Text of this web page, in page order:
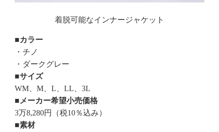
着脱可能なインナージャケット
■カラー
・チノ
・ダークグレー
■サイズ
WM、M、L、LL、3L
■メーカー希望小売価格
3万8,280円（税10％込み）
■素材